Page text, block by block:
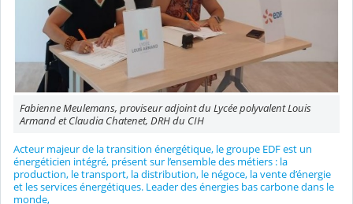
Fabienne Meulemans, proviseur adjoint du Lycée polyvalent Louis
Armand et Claudia Chatenet, DRH du CIH
Acteur majeur de la transition énergétique, le groupe EDF est un
énergéticien intégré, présent sur l’ensemble des métiers : la
production, le transport, la distribution, le négoce, la vente d’énergie
et les services énergétiques. Leader des énergies bas carbone dans le
monde,